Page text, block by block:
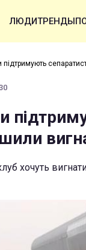
ЛЮДИТРЕНДЫ
хочуть